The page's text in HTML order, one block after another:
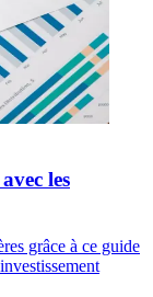
les
grâce à ce guide